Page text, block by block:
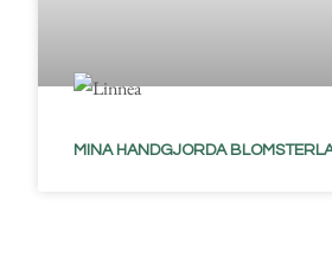
MINA HANDGJORDA